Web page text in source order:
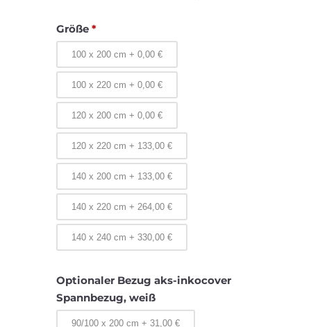
Größe*
100 x 200 cm +0,00€
100 x 220 cm +0,00€
120 x 200 cm +0,00€
120 x 220 cm + 133,00€
140 x 200 cm + 133,00€
140 x 220 cm + 264,00€
140 x 240 cm +330,00€
Optionaler Bezug aks-inkocover
Spannbezug, weiß
90/100 x 200 cm +31,00€